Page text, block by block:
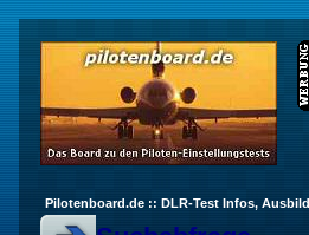
Pilotenboard.de :: DLR-Test Infos,